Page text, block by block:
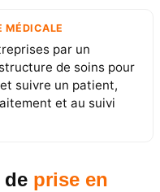
MÉDICALE
par un
de soins pour
suivre un patient,
et au suivi
de prise en